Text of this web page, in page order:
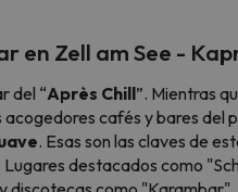
en Zell am See -
del “Après Chill”. Mientras
cafés y bares del
. Esas son las claves de
destacados como